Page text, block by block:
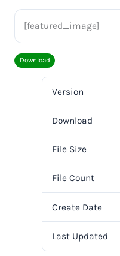
[featured_image]
Download
Version
Download
File Size
File Count
Create Date
Last Updated